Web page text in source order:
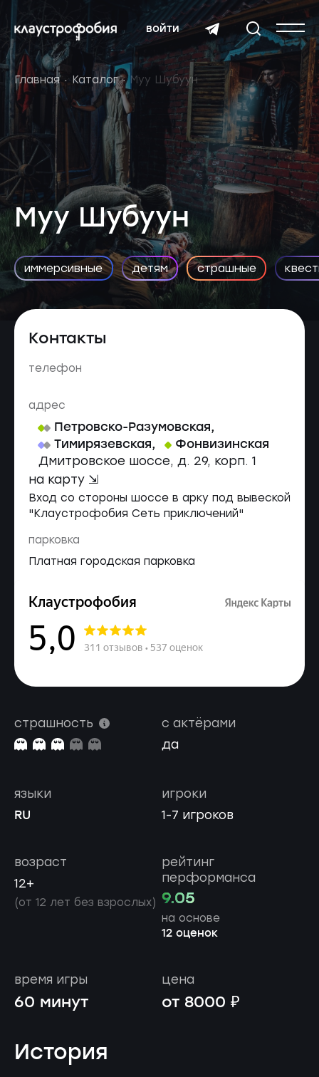
войти
Главная Каталог Муу Шубуун
Муу Шубуун
иммерсивные детям страшные
Контакты
телефон
адрес
Петровско-Разумовская,
Тимирязевская, Фонвизинская
Дмитровское шоссе, д. 29, корп. 1
на карту ⇲
Вход со стороны шоссе в арку под вывеской
"Клаустрофобия Сеть приключений"
парковка
Платная городская парковка
страшность
с актёрами
да
игроки
1-7 игроков
языки
RU
возраст
12+
(от 12 лет без взрослых)
рейтинг
перформанса
9.05
на основе
12 оценок
время игры
60 минут
цена
от 8000 ₽
История